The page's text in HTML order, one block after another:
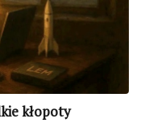
kłopoty